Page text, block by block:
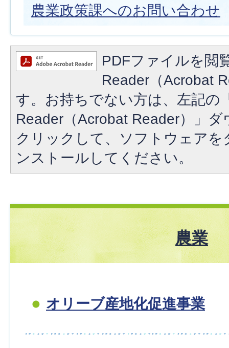
農業政策課へのお問い合わせ
PDFファイルを閲
Reader（Acrobat
す。お持ちでない方は、左記の
Reader（Acrobat Reader）」
クリックして、ソフトウェア
ンストールしてください。
農業
オリーブ産地化促進事業